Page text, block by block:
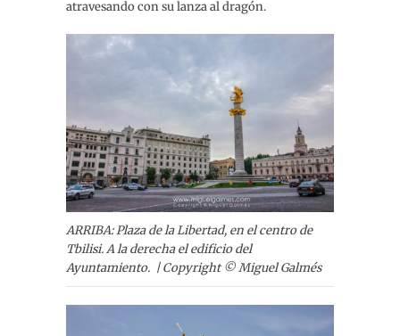
atravesando con su lanza al dragón.
ARRIBA: Plaza de la Libertad, en el centro de
Tbilisi. A la derecha el edificio del
Ayuntamiento. | Copyright © Miguel Galmés